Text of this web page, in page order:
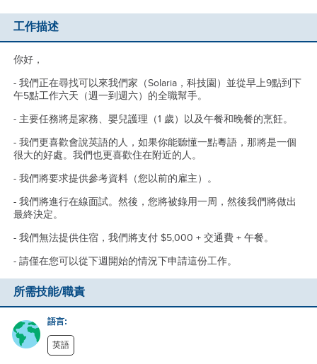
工作描述
你好，
- 我們正在尋找可以來我們家（Solaria，科技園）並從早上9點到下
午5點工作六天（週一到週六）的全職幫手。
- 主要任務將是家務、嬰兒護理（1 歲）以及午餐和晚餐的烹飪。
- 我們更喜歡會說英語的人，如果你能聽懂一點粵語，那將是一個
很大的好處。我們也更喜歡住在附近的人。
- 我們將要求提供參考資料（您以前的雇主）。
- 我們將進行在線面試。然後，您將被錄用一周，然後我們將做出
最終決定。
- 我們無法提供住宿，我們將支付 $5,000 + 交通費 + 午餐。
- 請僅在您可以從下週開始的情況下申請這份工作。
所需技能/職責
語言:
英語